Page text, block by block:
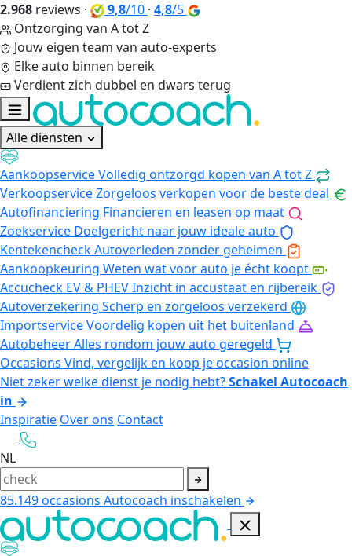
2.968 reviews · 9,8/10 · 4,8/5
Ontzorging van A tot Z
Jouw eigen team van auto-experts
Elke auto binnen bereik
Verdient zich dubbel en dwars terug
Alle diensten
AankoopserviceVolledig ontzorgd kopen van A tot Z
VerkoopserviceZorgeloos verkopen voor de beste deal
Autofinanciering Financieren en leasen op maat
Zoekservice Doelgericht naar jouw ideale auto
KentekencheckAutoverleden zonder geheimen
Aankoopkeuring Weten wat voor auto je écht koopt
Accucheck EV & PHEVInzicht in accustaat en rijbereik
Autoverzekering Scherp en zorgeloos verzekerd
ImportserviceVoordelig kopen uit het buitenland
AutobeheerAlles rondom jouw auto geregeld
Occasions Vind, vergelijk en koop je occasion online
Niet zeker welke dienst je nodig hebt?Schakel Autocoach
in
Inspiratie Over ons Contact
NL
85.149occasions Autocoach inschakelen